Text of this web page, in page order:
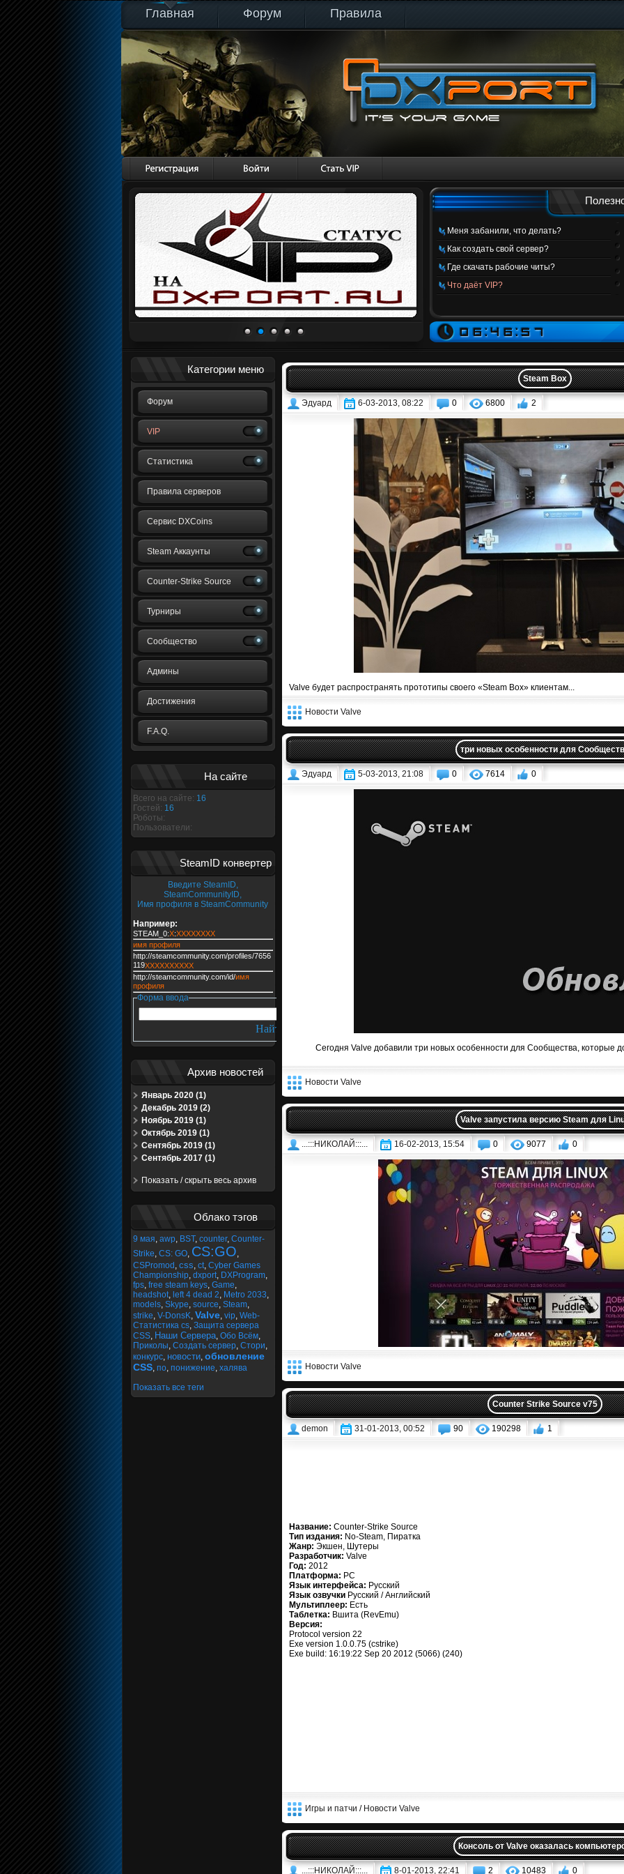
Главная Форум Правила
Меня забанили, что делать?
Как создать свой сервер?
Где скачать рабочие читы?
Что даёт VIP?
Категории меню
Форум
VIP
Статистика
Правила серверов
Сервис DXCoins
Steam Аккаунты
Counter-Strike Source
Турниры
Сообщество
Админы
Достижения
F.A.Q.
На сайте
Всего на сайте: 16
Гостей: 16
Роботы:
Пользователи:
SteamID конвертер
Введите SteamID,
SteamCommunityID,
Имя профиля в SteamCommunity
Например:
STEAM_0:X:XXXXXXXX
имя профиля
http://steamcommunity.com/profiles/7656
119XXXXXXXXXX
http://steamcommunity.com/id/имя
профиля
Форма ввода
Архив новостей
Январь 2020 (1)
Декабрь 2019 (2)
Ноябрь 2019 (1)
Октябрь 2019 (1)
Сентябрь 2019 (1)
Сентябрь 2017 (1)
Показать / скрыть весь архив
Облако тэгов
9 мая, awp, BST, counter, Counter-
Strike, CS: GO, CS:GO,
CSPromod , css, ct, Cyber Games
Championship, dxport, DXProgram,
fps, free steam keys, Game,
headshot, left 4 dead 2, Metro 2033,
models, Skype, source, Steam,
strike, V-DonsK, Valve, vip, Web-
Статистика cs, Защита сервера
CSS, Наши Сервера, Обо Всём,
Приколы, Создать сервер, Стори,
конкурс, новости, обновление
CSS, по, понижение, халява
Показать все теги
Steam Box
Эдуард 6-03-2013, 08:22 0 6800 2
Valve будет распространять прототипы своего «Steam Box» клиентам...
Новости Valve
три новых особенности для
Эдуард 5-03-2013, 21:08 0 7614 0
Сегодня Valve добавили три новых особенности для Сообщества, которые
Новости Valve
Valve запустила версию Steam для
...:::НИКОЛАЙ:::... 16-02-2013, 15:54 0 9077 0
Новости Valve
Counter Strike Source v75
demon 31-01-2013, 00:52 90 190298 1
Название: Counter-Strike Source
Тип издания: No-Steam, Пиратка
Жанр: Экшен, Шутеры
Разработчик: Valve
Год: 2012
Платформа: PC
Язык интерфейса: Русский
Язык озвучкиРусский / Английский
Мультиплеер: Есть
Таблетка: Вшита (RevEmu)
Версия:
Protocol version 22
Exe version 1.0.0.75 (cstrike)
Exe build: 16:19:22 Sep 20 2012 (5066) (240)
Игры и патчи / Новости Valve
Консоль от Valve оказалась
...:::НИКОЛАЙ:::... 8-01-2013, 22:41 2 10483 0